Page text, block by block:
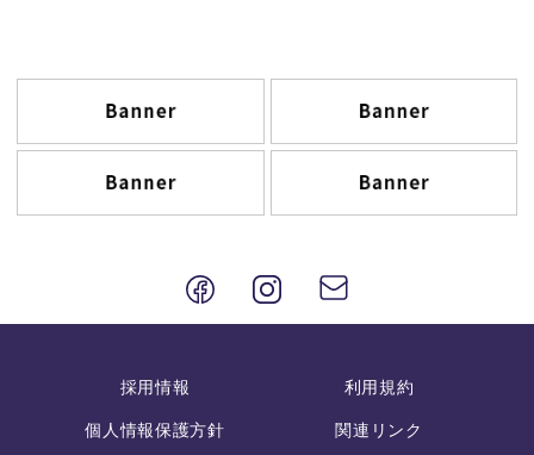
採用情報 利用規約
個人情報保護方針 関連リンク